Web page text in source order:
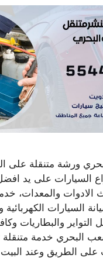
ورشة متنقلة على
السيارات على يد
الادوات والمعدات،
السيارات الكهربائية
التواير والبطاريات
البحري خدمة متنقلة
الطريق وعند